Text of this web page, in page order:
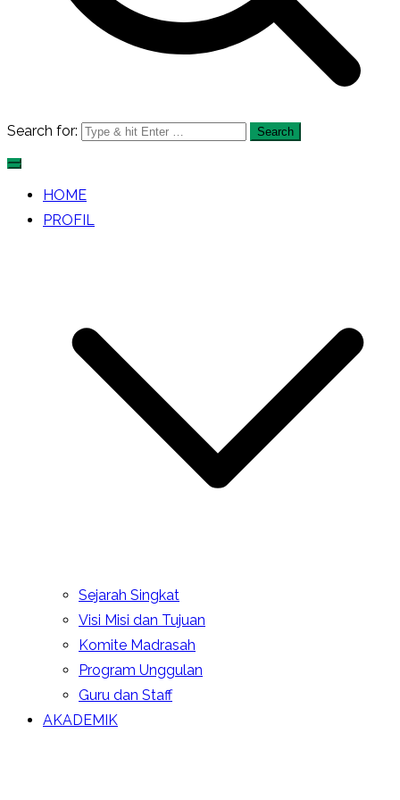
Search for:
HOME
PROFIL
Sejarah Singkat
Visi Misi dan Tujuan
Komite Madrasah
Program Unggulan
Guru dan Staff
AKADEMIK